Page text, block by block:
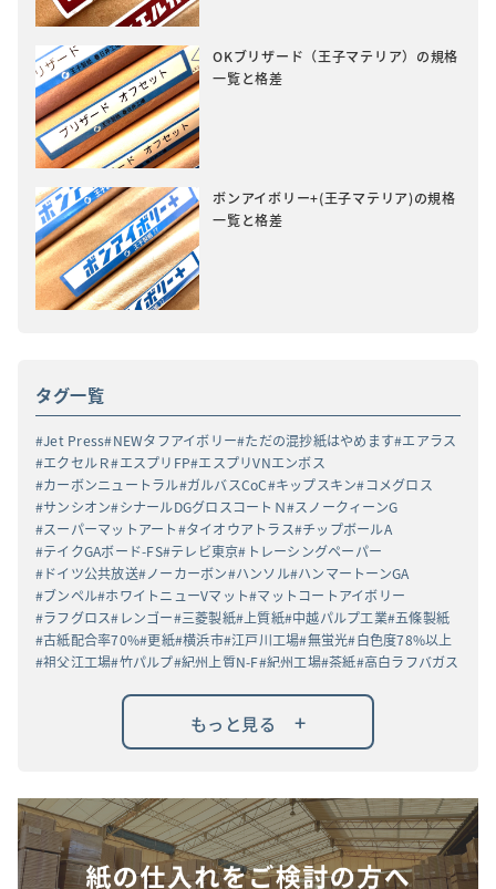
OKブリザード（王子マテリア）の規格
一覧と格差
ボンアイボリー+(王子マテリア)の規格
一覧と格差
タグ一覧
Jet Press NEWタフアイボリー ただの混抄紙はやめます エアラス
エクセルＲ エスプリFP エスプリVNエンボス
カーボンニュートラル ガルバスCoC キップスキン コメグロス
サンシオン シナールDGグロスコートＮ
スノークィーンG
スーパーマットアート タイオウアトラス チップボールA
テイクGAボード-FS テレビ東京
トレーシングペーパー
ドイツ公共放送 ノーカーボン ハンソル ハンマートーンGA
ブンペル ホワイトニューVマット マットコートアイボリー
ラフグロス レンゴー 三菱製紙 上質紙 中越パルプ工業 五條製紙
古紙配合率70% 更紙 横浜市 江戸川工場 無蛍光 白色度78%以上
祖父江工場 竹パルプ 紀州上質N-F 紀州工場 茶紙 高白ラフバガス
もっと見る +